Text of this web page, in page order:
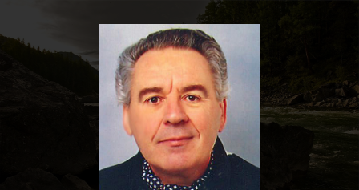
contenu